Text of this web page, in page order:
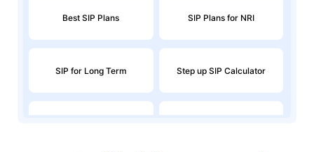
Best SIP Plans SIP Plans for NRI
SIP for Long Term Step up SIP Calculator